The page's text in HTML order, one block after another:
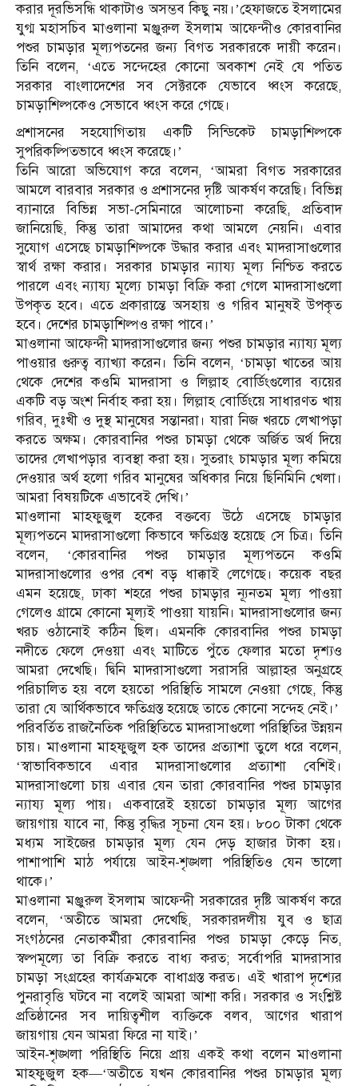
করার দূরভিসন্ধি থাকাটাও অসম্ভব কিছু নয়।’হেফাজতে ইসলামের
যুগ্ম মহাসচিব মাওলানা মঞ্জুরুল ইসলাম আফেন্দীও কোরবানির
পশুর চামড়ার মূল্যপতনের জন্য বিগত সরকারকে দায়ী করেন।
তিনি বলেন, ‘এতে সন্দেহের কোনো অবকাশ নেই যে পতিত
সরকার বাংলাদেশের সব সেক্টরকে যেভাবে ধ্বংস করেছে,
চামড়াশিল্পকেও সেভাবে ধ্বংস করে গেছে।
প্রশাসনের সহযোগিতায় একটি সিন্ডিকেট চামড়াশিল্পকে
সুপরিকল্পিতভাবে ধ্বংস করেছে।’
তিনি আরো অভিযোগ করে বলেন, ‘আমরা বিগত সরকারের
আমলে বারবার সরকার ও প্রশাসনের দৃষ্টি আকর্ষণ করেছি। বিভিন্ন
ব্যানারে বিভিন্ন সভা-সেমিনারে আলোচনা করেছি, প্রতিবাদ
জানিয়েছি, কিন্তু তারা আমাদের কথা আমলে নেয়নি। এবার
সুযোগ এসেছে চামড়াশিল্পকে উদ্ধার করার এবং মাদরাসাগুলোর
স্বার্থ রক্ষা করার। সরকার চামড়ার ন্যায্য মূল্য নিশ্চিত করতে
পারলে এবং ন্যায্য মূল্যে চামড়া বিক্রি করা গেলে মাদরাসাগুলো
উপকৃত হবে। এতে প্রকারান্তে অসহায় ও গরিব মানুষই উপকৃত
হবে। দেশের চামড়াশিল্পও রক্ষা পাবে।’
মাওলানা আফেন্দী মাদরাসাগুলোর জন্য পশুর চামড়ার ন্যায্য মূল্য
পাওয়ার গুরুত্ব ব্যাখ্যা করেন। তিনি বলেন, ‘চামড়া খাতের আয়
থেকে দেশের কওমি মাদরাসা ও লিল্লাহ বোর্ডিংগুলোর ব্যয়ের
একটি বড় অংশ নির্বাহ করা হয়। লিল্লাহ বোর্ডিংয়ে সাধারণত খায়
গরিব, দুঃখী ও দুস্থ মানুষের সন্তানরা। যারা নিজ খরচে লেখাপড়া
করতে অক্ষম। কোরবানির পশুর চামড়া থেকে অর্জিত অর্থ দিয়ে
তাদের লেখাপড়ার ব্যবস্থা করা হয়। সুতরাং চামড়ার মূল্য কমিয়ে
দেওয়ার অর্থ হলো গরিব মানুষের অধিকার নিয়ে ছিনিমিনি খেলা।
আমরা বিষয়টিকে এভাবেই দেখি।’
মাওলানা মাহফুজুল হকের বক্তব্যে উঠে এসেছে চামড়ার
মূল্যপতনে মাদরাসাগুলো কিভাবে ক্ষতিগ্রস্ত হয়েছে সে চিত্র। তিনি
বলেন, ‘কোরবানির পশুর চামড়ার মূল্যপতনে কওমি
মাদরাসাগুলোর ওপর বেশ বড় ধাক্কাই লেগেছে। কয়েক বছর
এমন হয়েছে, ঢাকা শহরে পশুর চামড়ার ন্যূনতম মূল্য পাওয়া
গেলেও গ্রামে কোনো মূল্যই পাওয়া যায়নি। মাদরাসাগুলোর জন্য
খরচ ওঠানোই কঠিন ছিল। এমনকি কোরবানির পশুর চামড়া
নদীতে ফেলে দেওয়া এবং মাটিতে পুঁতে ফেলার মতো দৃশ্যও
আমরা দেখেছি। দ্বিনি মাদরাসাগুলো সরাসরি আল্লাহর অনুগ্রহে
পরিচালিত হয় বলে হয়তো পরিস্থিতি সামলে নেওয়া গেছে, কিন্তু
তারা যে আর্থিকভাবে ক্ষতিগ্রস্ত হয়েছে তাতে কোনো সন্দেহ নেই।’
পরিবর্তিত রাজনৈতিক পরিস্থিতিতে মাদরাসাগুলো পরিস্থিতির উন্নয়ন
চায়। মাওলানা মাহফুজুল হক তাদের প্রত্যাশা তুলে ধরে বলেন,
‘স্বাভাবিকভাবে এবার মাদরাসাগুলোর প্রত্যাশা বেশিই।
মাদরাসাগুলো চায় এবার যেন তারা কোরবানির পশুর চামড়ার
ন্যায্য মূল্য পায়। একবারেই হয়তো চামড়ার মূল্য আগের
জায়গায় যাবে না, কিন্তু বৃদ্ধির সূচনা যেন হয়। ৮০০ টাকা থেকে
মধ্যম সাইজের চামড়ার মূল্য যেন দেড় হাজার টাকা হয়।
পাশাপাশি মাঠ পর্যায়ে আইন-শৃঙ্খলা পরিস্থিতিও যেন ভালো
থাকে।’
মাওলানা মঞ্জুরুল ইসলাম আফেন্দী সরকারের দৃষ্টি আকর্ষণ করে
বলেন, ‘অতীতে আমরা দেখেছি, সরকারদলীয় যুব ও ছাত্র
সংগঠনের নেতাকর্মীরা কোরবানির পশুর চামড়া কেড়ে নিত,
স্বল্পমূল্যে তা বিক্রি করতে বাধ্য করত; সর্বোপরি মাদরাসার
চামড়া সংগ্রহের কার্যক্রমকে বাধাগ্রস্ত করত। এই খারাপ দৃশ্যের
পুনরাবৃত্তি ঘটবে না বলেই আমরা আশা করি। সরকার ও সংশ্লিষ্ট
প্রতিষ্ঠানের সব দায়িত্বশীল ব্যক্তিকে বলব, আগের খারাপ
জায়গায় যেন আমরা ফিরে না যাই।’
আইন-শৃঙ্খলা পরিস্থিতি নিয়ে প্রায় একই কথা বলেন মাওলানা
মাহফুজুল হক—‘অতীতে যখন কোরবানির পশুর চামড়ার মূল্য